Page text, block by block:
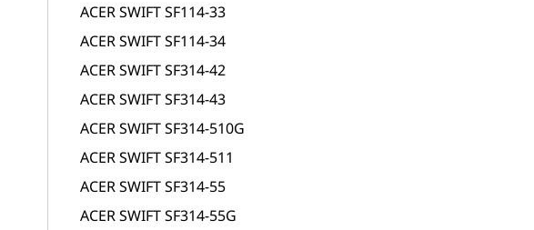
ACER SWIFT SF114-33
ACER SWIFT SF114-34
ACER SWIFT SF314-42
ACER SWIFT SF314-43
ACER SWIFT SF314-510G
ACER SWIFT SF314-511
ACER SWIFT SF314-55
ACER SWIFT SF314-55G